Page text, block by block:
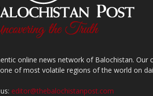
online news network of Balochistan. Our
of most volatile regions of the world on
editor@thebalochistanpost.com